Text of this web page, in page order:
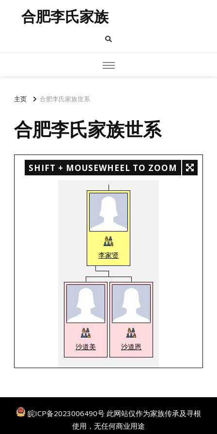
合肥李氏家族
主页 合肥李氏家族世系
合肥李氏家族世系
SHIFT + MOUSEWHEEL TO ZOOM
李家贤
沙道美 沙道恩
皖ICP备2023006490号 此网站仅作为家族传承及寻根
使用，无任何商业用途